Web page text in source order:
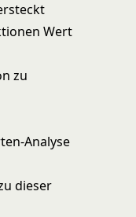
Wert
zu
Analyse
dieser